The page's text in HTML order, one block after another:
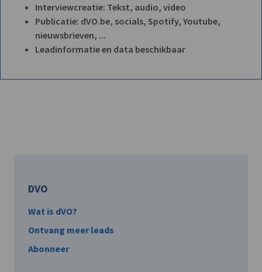
Interviewcreatie: Tekst, audio, video
Publicatie: dVO.be, socials, Spotify, Youtube,
nieuwsbrieven, ...
Leadinformatie en data beschikbaar
DVO
Wat is dVO?
Ontvang meer leads
Abonneer